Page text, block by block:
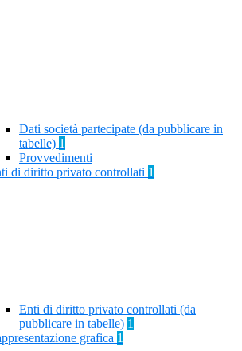
Dati società partecipate (da pubblicare in
tabelle) 1
Provvedimenti
di diritto privato controllati 1
Enti di diritto privato controllati (da
pubblicare in tabelle) 1
grafica 1